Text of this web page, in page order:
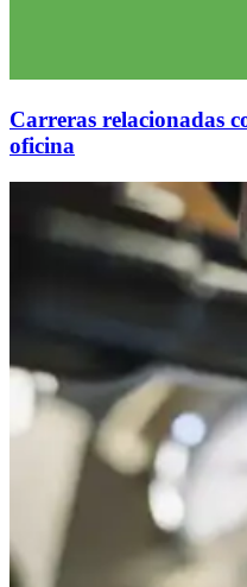
Carreras relacionadas
oficina